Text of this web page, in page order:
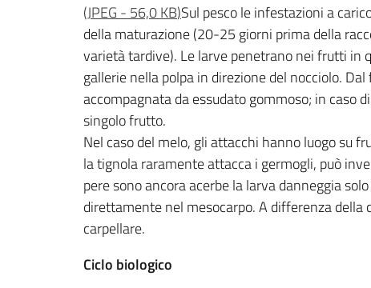
(JPEG - 56,0 KB)Sul pesco le infestazioni a
della maturazione (20-25 giorni prima della
varietà tardive). Le larve penetrano nei frutti in
gallerie nella polpa in direzione del nocciolo.
accompagnata da essudato gommoso; in caso
singolo frutto.
Nel caso del melo, gli attacchi hanno luogo su
la tignola raramente attacca i germogli, può
pere sono ancora acerbe la larva danneggia
direttamente nel mesocarpo. A differenza della
carpellare.
Ciclo biologico